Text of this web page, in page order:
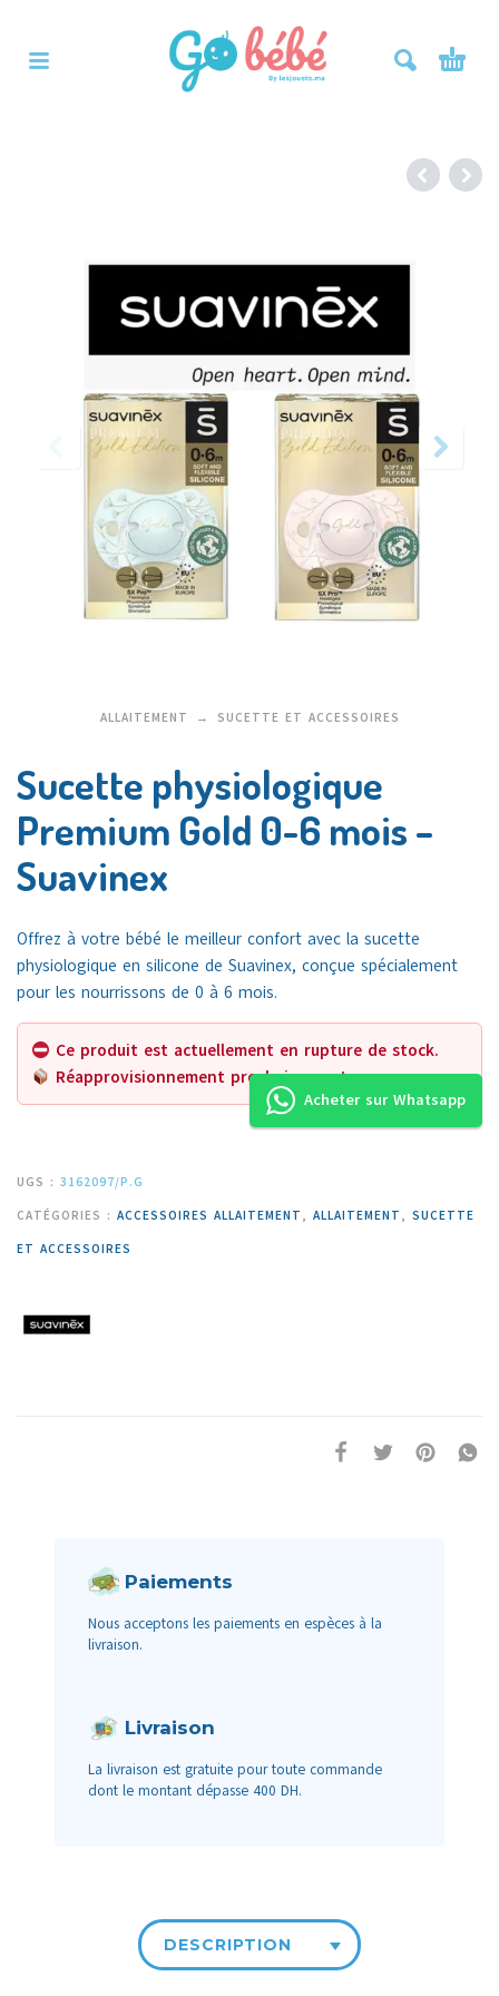
ALLAITEMENT SUCETTE ET ACCESSOIRES
Sucette physiologique
Premium Gold 0-6 mois –
Suavinex
Offrez à votre bébé le meilleur confort avec la sucette
physiologique en silicone de Suavinex, conçue spécialement
pour les nourrissons de 0 à 6 mois.
Ce produit est actuellement en rupture de stock.
Réapprovisionnement prochainement.
Acheter sur Whatsapp
UGS : 3162097/P.G
CATÉGORIES : ACCESSOIRES ALLAITEMENT , ALLAITEMENT , SUCETTE
ET ACCESSOIRES
Paiements
Nous acceptons les paiements en espèces à la
livraison.
Livraison
La livraison est gratuite pour toute commande
dont le montant dépasse 400 DH.
DESCRIPTION